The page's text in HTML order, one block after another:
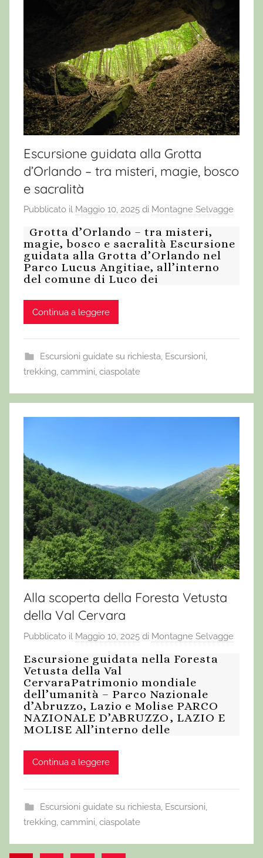
Escursione guidata alla Grotta
d’Orlando – tra misteri, magie, bosco
e sacralità
Pubblicato il Maggio 10, 2025 di Montagne Selvagge
Grotta d’Orlando – tra misteri,
magie, bosco e sacralità Escursione
guidata alla Grotta d’Orlando nel
Parco Lucus Angitiae, all’interno
del comune di Luco dei
Continua a leggere
Escursioni guidate su richiesta, Escursioni,
trekking, cammini, ciaspolate
Alla scoperta della Foresta Vetusta
della Val Cervara
Pubblicato il Maggio 10, 2025 di Montagne Selvagge
Escursione guidata nella Foresta
Vetusta della Val
CervaraPatrimonio mondiale
dell’umanità – Parco Nazionale
d’Abruzzo, Lazio e Molise PARCO
NAZIONALE D’ABRUZZO, LAZIO E
MOLISE All’interno delle
Continua a leggere
Escursioni guidate su richiesta Escursioni,
trekking, cammini, ciaspolate